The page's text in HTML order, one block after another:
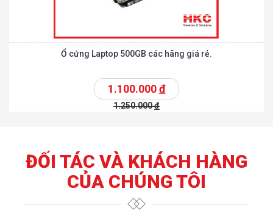
Ổ cứng Laptop 500GB các hãng giá rẻ.
1.100.000đ
1.250.000đ
ĐỐI TÁC VÀ KHÁCH HÀNG
CỦA CHÚNG TÔI